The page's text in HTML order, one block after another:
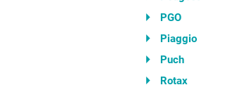
PGO
Piaggio
Puch
Rotax